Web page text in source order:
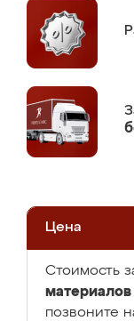
Цена
Стоимость
материалов
позвоните